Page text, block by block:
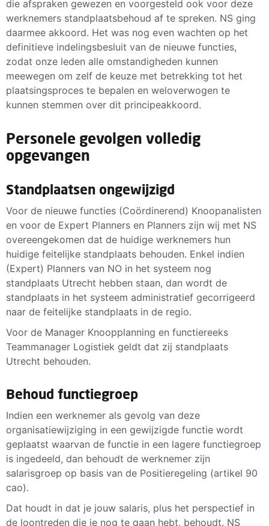
die afspraken gewezen en voorgesteld ook voor deze
werknemers standplaatsbehoud af te spreken. NS ging
daarmee akkoord. Het was nog even wachten op het
definitieve indelingsbesluit van de nieuwe functies,
zodat onze leden alle omstandigheden kunnen
meewegen om zelf de keuze met betrekking tot het
plaatsingsproces te bepalen en weloverwogen te
kunnen stemmen over dit principeakkoord.
Personele gevolgen volledig
opgevangen
Standplaatsen ongewijzigd
Voor de nieuwe functies (Coördinerend) Knoopanalisten
en voor de Expert Planners en Planners zijn wij met NS
overeengekomen dat de huidige werknemers hun
huidige feitelijke standplaats behouden. Enkel indien
(Expert) Planners van NO in het systeem nog
standplaats Utrecht hebben staan, dan wordt de
standplaats in het systeem administratief gecorrigeerd
naar de feitelijke standplaats in de regio.
Voor de Manager Knoopplanning en functiereeks
Teammanager Logistiek geldt dat zij standplaats
Utrecht behouden.
Behoud functiegroep
Indien een werknemer als gevolg van deze
organisatiewijziging in een gewijzigde functie wordt
geplaatst waarvan de functie in een lagere functiegroep
is ingedeeld, dan behoudt de werknemer zijn
salarisgroep op basis van de Positieregeling (artikel 90
cao).
Dat houdt in dat je jouw salaris, plus het perspectief in
de loontreden die je nog te gaan hebt, behoudt. NS